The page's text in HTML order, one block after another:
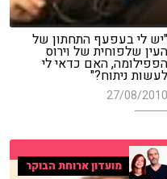
"יש לי בעפעף התחתון של
העין שלפוחית של וירוס
הפפילומה, האם כדאי לי
לעשות ניתוח?"
27/08/2010
מועדון ארוחת הבוקר